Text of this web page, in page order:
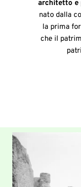
architetto e
nato dalla
la prima
che il